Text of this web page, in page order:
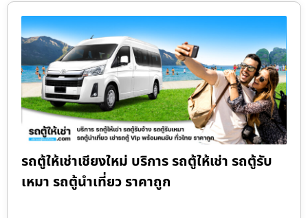
รถตู้ให้เช่าเชียงใหม่ บริการ รถตู้ให้เช่า รถตู้รับ
เหมา รถตู้นำเที่ยว ราคาถูก